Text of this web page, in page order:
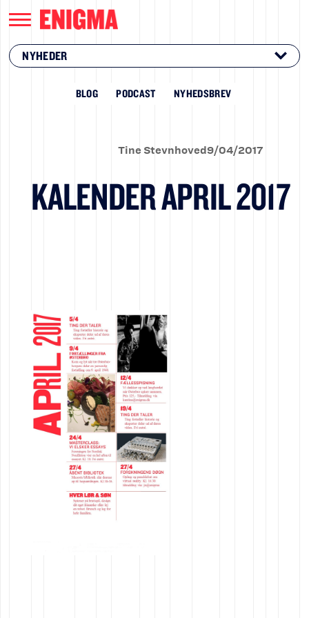
NYHEDER
BLOG PODCAST NYHEDSBREV
Tine Stevnhoved9/04/2017
KALENDER APRIL 2017